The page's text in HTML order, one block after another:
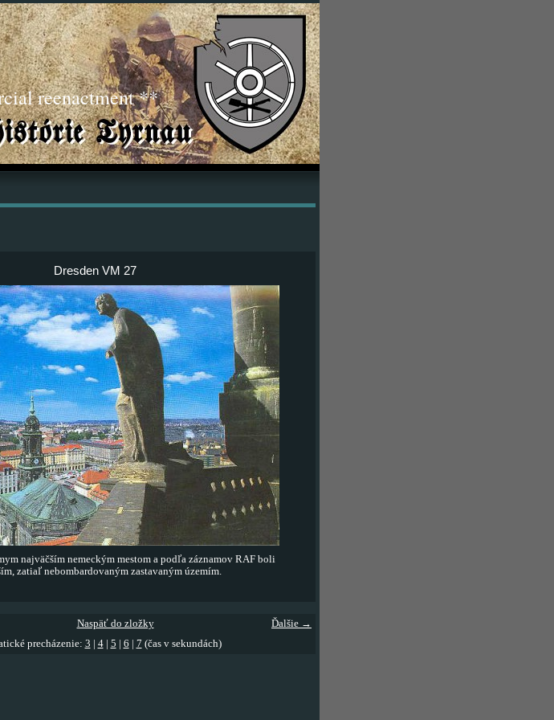
reenactment **
Dresden VM 27
najväčším nemeckým mestom a podľa záznamov RAF boli
zatiaľ nebombardovaným zastavaným územím.
Ďalšie →
Naspäť do zložky
precházenie: 3 4| 5 6 7 (čas v sekundách)